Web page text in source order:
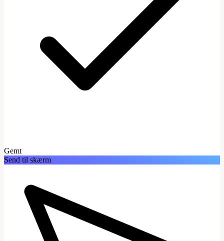
Gemt
Send til skærm